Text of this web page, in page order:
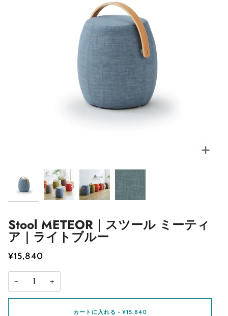
Stool METEOR｜スツール ミーティ
ア｜ライトブルー
¥15,840
− +
カートに入れる • ¥15,840